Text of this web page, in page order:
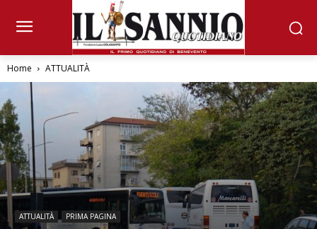
Home ATTUALITÀ
ATTUALITÀ PRIMA PAGINA